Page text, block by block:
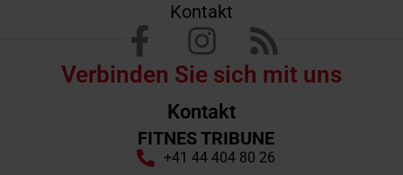
Kontakt
Kontakt
FITNES TRIBUNE
+41 44 404 80 26
Verbinden Sie sich mit uns